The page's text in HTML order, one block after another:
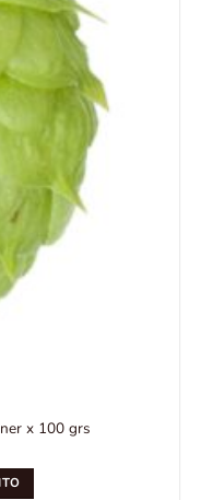
x 100 grs